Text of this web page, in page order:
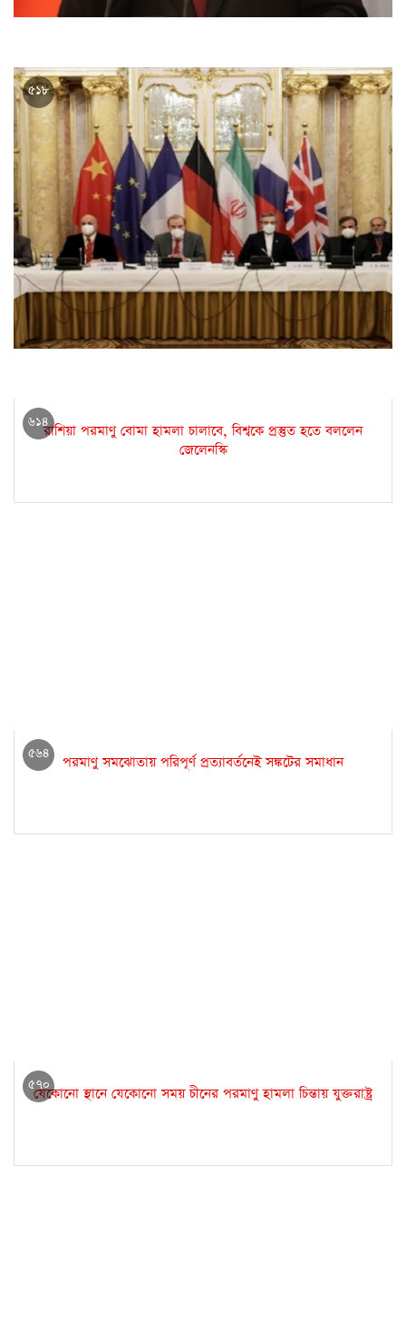
যুদ্ধে পরমাণু অস্ত্র ব্যবহার না করার নীতি থেকে সরে আসছে রাশিয়া
৫১৮
করবে রাশিয়া
৬১৪রাশিয়া পরমাণু বোমা হামলা চালাবে, বিশ্বকে প্রস্তুত হতে বললেন
জেলেনস্কি
৫৬৪ পরমাণু সমঝোতায় পরিপূর্ণ প্রত্যাবর্তনেই সঙ্কটের সমাধান
৫৭০
যেকোনো স্থানে যেকোনো সময় চীনের পরমাণু হামলা চিন্তায় যুক্তরাষ্ট্র